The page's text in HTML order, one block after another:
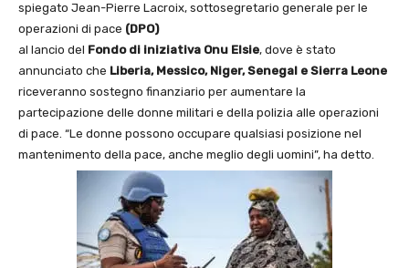
spiegato Jean-Pierre Lacroix, sottosegretario generale per le
operazioni di pace (DPO)
al lancio del Fondo di iniziativa Onu Elsie, dove è stato
annunciato che Liberia, Messico, Niger, Senegal e Sierra Leone
riceveranno sostegno finanziario per aumentare la
partecipazione delle donne militari e della polizia alle operazioni
di pace. “Le donne possono occupare qualsiasi posizione nel
mantenimento della pace, anche meglio degli uomini”, ha detto.